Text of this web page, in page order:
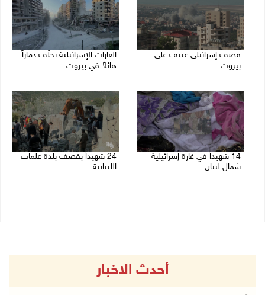
قصف إسرائيلي عنيف على
بيروت
الغارات الإسرائيلية تخلّف دماراً
هائلاً في بيروت
14 شهيداً في غارة إسرائيلية
شمال لبنان
24 شهيداً بقصف بلدة علمات
اللبنانية
أحدث الاخبار